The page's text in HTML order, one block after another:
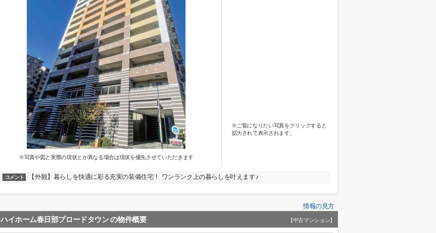
※写真や図と実際の現状とが異なる場合は現状を優先させていただきます
※ご覧になりたい写真をクリックすると
拡大されて表示されます。
コメント 【外観】暮らしを快適に彩る充実の装備住宅！ ワンランク上の暮らしを叶えます♪
情報の見方
ハイホーム春日部ブロードタウン の物件概要 【中古マンション】